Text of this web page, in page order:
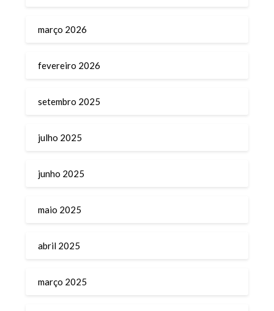
março 2026
fevereiro 2026
setembro 2025
julho 2025
junho 2025
maio 2025
abril 2025
março 2025